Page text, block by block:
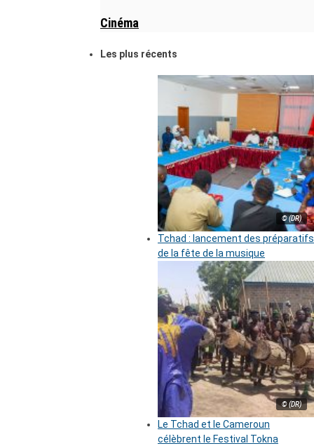
Cinéma
Les plus récents
© (DR)
Tchad : lancement des préparatifs
de la fête de la musique
© (DR)
Le Tchad et le Cameroun
célèbrent le Festival Tokna